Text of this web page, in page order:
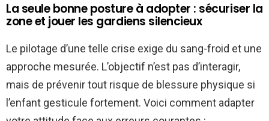
La seule bonne posture à adopter : sécuriser la
zone et jouer les gardiens silencieux
Le pilotage d’une telle crise exige du sang-froid et une
approche mesurée. L’objectif n’est pas d’interagir,
mais de prévenir tout risque de blessure physique si
l’enfant gesticule fortement. Voici comment adapter